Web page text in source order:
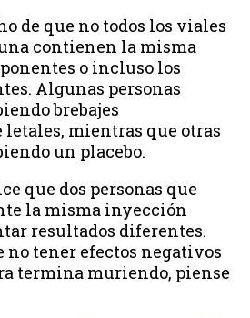
de que no todos los viales
contienen la misma
o incluso los
Algunas personas
brebajes
mientras que otras
un placebo.
que dos personas que
la misma inyección
resultados diferentes.
no tener efectos negativos
termina muriendo, piense